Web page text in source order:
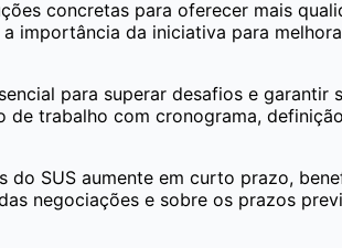
concretas para oferecer mais
importância da iniciativa para
para superar desafios e garantir
de trabalho com cronograma,
SUS aumente em curto prazo,
negociações e sobre os prazos